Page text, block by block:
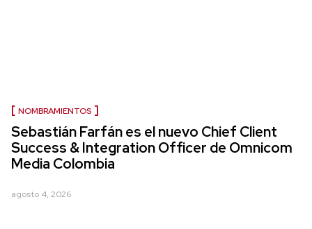
NOMBRAMIENTOS
Sebastián Farfán es el nuevo Chief Client
Success & Integration Officer de Omnicom
Media Colombia
agosto 4, 2026